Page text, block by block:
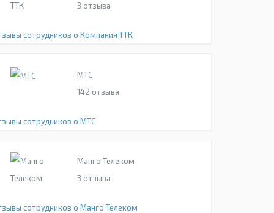
3 отзыва
сотрудников о Компания ТТК
МТС
142 отзыва
сотрудников о МТС
Манго Телеком
3 отзыва
сотрудников о Манго Телеком